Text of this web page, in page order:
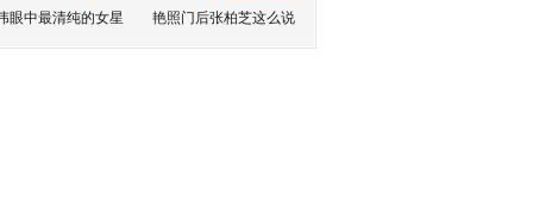
眼中最清纯的女星 艳照门后张柏芝这么说